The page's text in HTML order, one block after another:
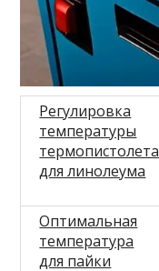
Регулировка
температуры
термопистолета
для линолеума
Оптимальная
температура
для пайки